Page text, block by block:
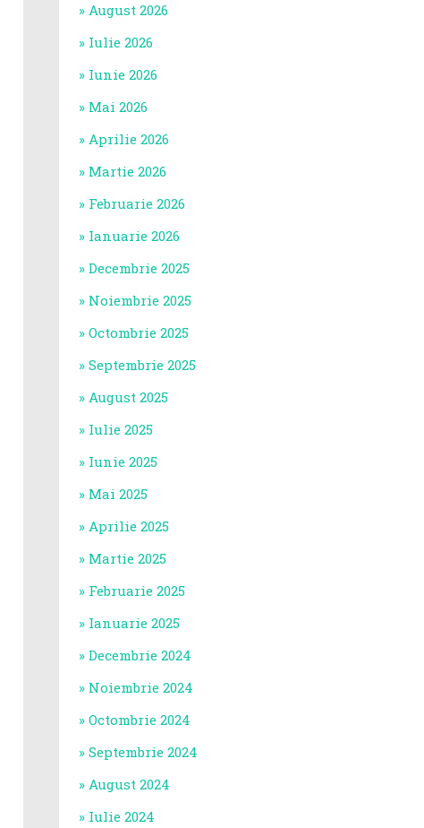
August 2026
Iulie 2026
Iunie 2026
Mai 2026
Aprilie 2026
Martie 2026
Februarie 2026
Ianuarie 2026
Decembrie 2025
Noiembrie 2025
Octombrie 2025
Septembrie 2025
August 2025
Iulie 2025
Iunie 2025
Mai 2025
Aprilie 2025
Martie 2025
Februarie 2025
Ianuarie 2025
Decembrie 2024
Noiembrie 2024
Octombrie 2024
Septembrie 2024
August 2024
Iulie 2024